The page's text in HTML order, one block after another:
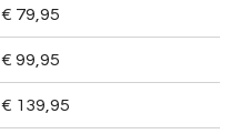
€ 79,95
€ 99,95
€ 139,95